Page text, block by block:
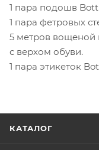
1 пара подошв
1 пара фетровых
5 метров вощеной
с верхом обуви.
1 пара этикеток
КАТАЛОГ